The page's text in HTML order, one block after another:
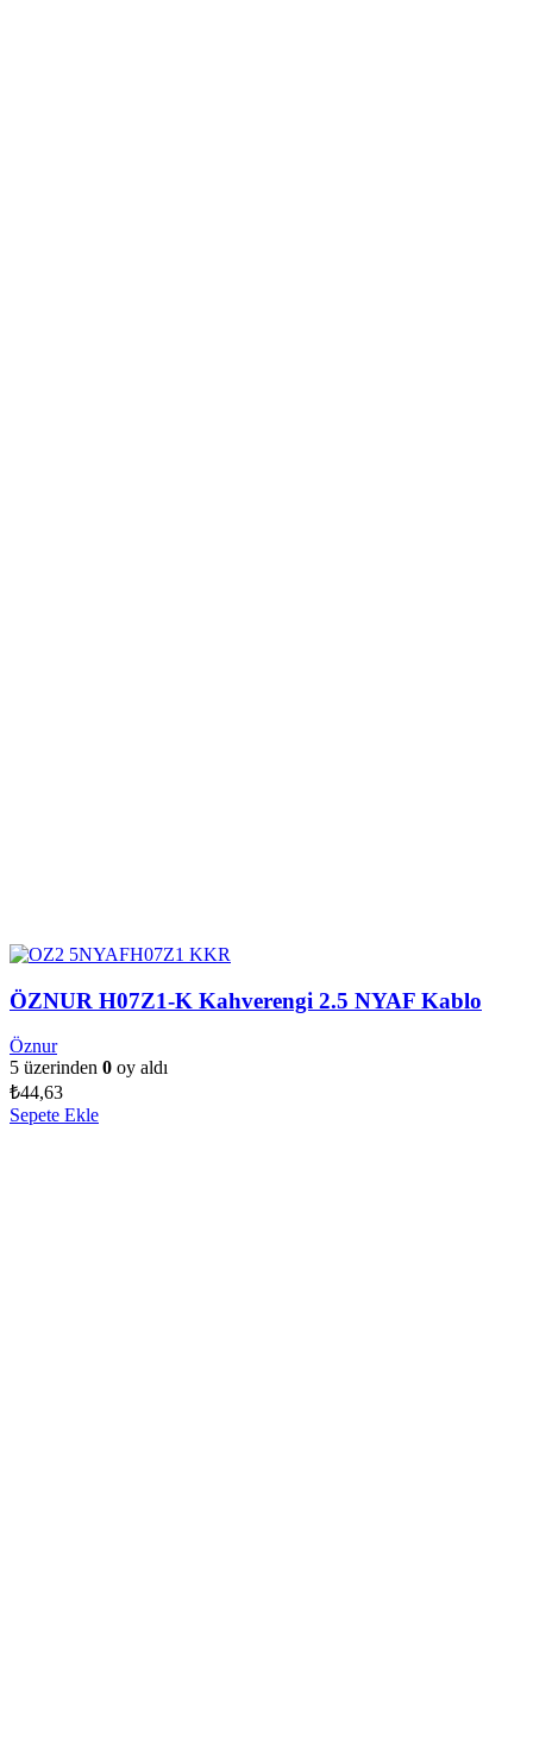
ÖZNUR H07Z1-K Kahverengi 2.5 NYAF Kablo
Öznur
5 üzerinden 0 oy aldı
₺44,63
Sepete Ekle